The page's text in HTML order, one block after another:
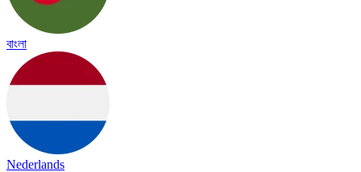
বাংলা
Nederlands